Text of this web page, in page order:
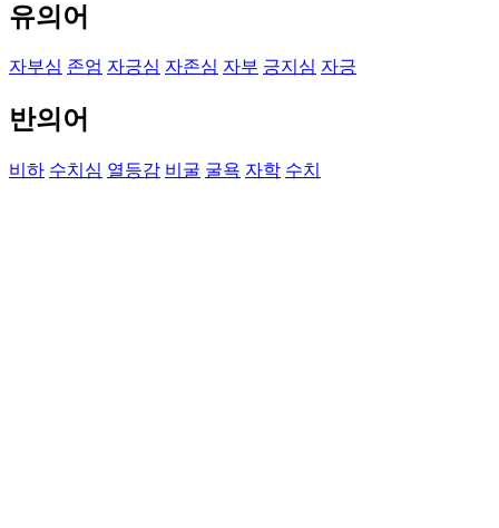
유의어
자부심 존엄 자긍심 자존심 자부 긍지심 자긍
반의어
비하 수치심 열등감 비굴 굴욕 자학 수치